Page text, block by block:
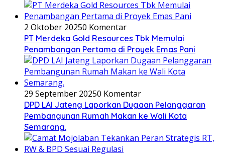
2 Oktober 20250 Komentar
PT Merdeka Gold Resources Tbk Memulai
Penambangan Pertama di Proyek Emas Pani
29 September 20250 Komentar
DPD LAI Jateng Laporkan Dugaan Pelanggaran
Pembangunan Rumah Makan ke Wali Kota
Semarang.